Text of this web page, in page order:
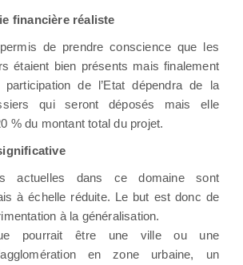
financière réaliste
de prendre conscience que les
étaient bien présents mais finalement
de l’Etat dépendra de la
qui seront déposés mais elle
% du montant total du projet.
actuelles dans ce domaine sont
à échelle réduite. Le but est donc de
à la généralisation.
pourrait être une ville ou une
en zone urbaine, un